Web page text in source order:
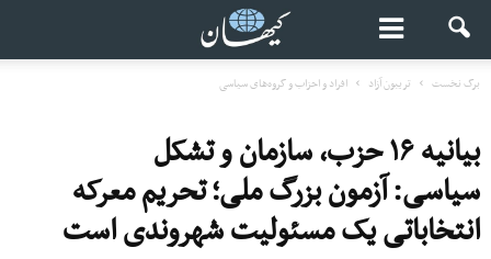
برگ نخست تریبون آزاد افراد و احزاب و گروه‌های سیاسی
بیانیه ۱۶ حزب، سازمان و تشکل
سیاسی: آزمون بزرگ ملی؛ تحریم معرکه
انتخاباتی یک مسئولیت شهروندی است